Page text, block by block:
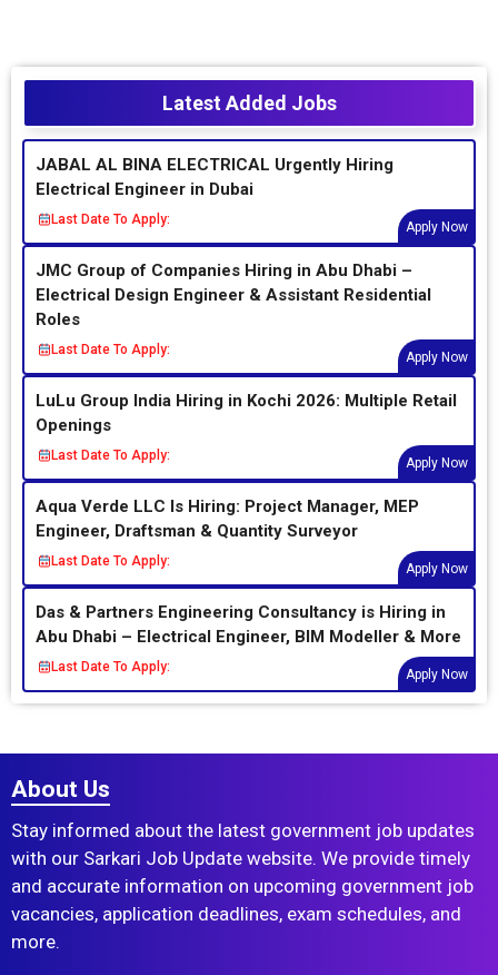
Latest Added Jobs
JABAL AL BINA ELECTRICAL Urgently Hiring
Electrical Engineer in Dubai
Last Date To Apply:
Apply Now
JMC Group of Companies Hiring in Abu Dhabi –
Electrical Design Engineer & Assistant Residential
Roles
Last Date To Apply:
Apply Now
LuLu Group India Hiring in Kochi 2026: Multiple Retail
Openings
Last Date To Apply:
Apply Now
Aqua Verde LLC Is Hiring: Project Manager, MEP
Engineer, Draftsman & Quantity Surveyor
Last Date To Apply:
Apply Now
Das & Partners Engineering Consultancy is Hiring in
Abu Dhabi – Electrical Engineer, BIM Modeller & More
Last Date To Apply:
Apply Now
About Us
Stay informed about the latest government job updates
with our Sarkari Job Update website. We provide timely
and accurate information on upcoming government job
vacancies, application deadlines, exam schedules, and
more.